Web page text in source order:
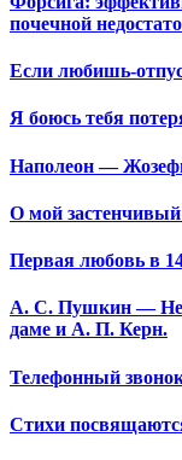
почечной
Если любишь-
Я боюсь тебя
Наполеон —
О мой застенчивый
Первая любовь в
А. С. Пушкин —
даме и А. П. Керн.
Телефонный
Стихи